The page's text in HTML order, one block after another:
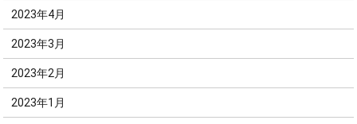
2023年4月
2023年3月
2023年2月
2023年1月